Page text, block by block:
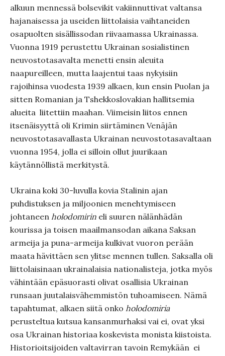
alkuun mennessä bolsevikit vakiinnuttivat valtansa
hajanaisessa ja useiden liittolaisia vaihtaneiden
osapuolten sisällissodan riivaamassa Ukrainassa.
Vuonna 1919 perustettu Ukrainan sosialistinen
neuvostotasavalta menetti ensin aleuita
naapureilleen, mutta laajentui taas nykyisiin
rajoihinsa vuodesta 1939 alkaen, kun ensin Puolan ja
sitten Romanian ja Tshekkoslovakian hallitsemia
alueita liitettiin maahan. Viimeisin liitos ennen
itsenäisyyttä oli Krimin siirtäminen Venäjän
neuvostotasavallasta Ukrainan neuvostotasavaltaan
vuonna 1954, jolla ei silloin ollut juurikaan
käytännöllistä merkitystä.
Ukraina koki 30-luvulla kovia Stalinin ajan
puhdistuksen ja miljoonien menehtymiseen
johtaneen holodomirin eli suuren nälänhädän
kourissa ja toisen maailmansodan aikana Saksan
armeija ja puna-armeija kulkivat vuoron perään
maata hävittäen sen ylitse mennen tullen. Saksalla oli
liittolaisinaan ukrainalaisia nationalisteja, jotka myös
vähintään epäsuorasti olivat osallisia Ukrainan
runsaan juutalaisvähemmistön tuhoamiseen. Nämä
tapahtumat, alkaen siitä onko holodomiria
perusteltua kutsua kansanmurhaksi vai ei, ovat yksi
osa Ukrainan historiaa koskevista monista kiistoista.
Historioitsijoiden valtavirran tavoin Remykään ei